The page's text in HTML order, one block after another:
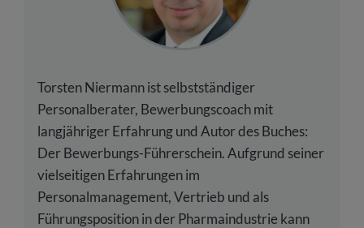
Torsten Niermann ist selbstständiger
Personalberater, Bewerbungscoach mit
langjähriger Erfahrung und Autor des Buches:
Der Bewerbungs-Führerschein. Aufgrund seiner
vielseitigen Erfahrungen im
Personalmanagement, Vertrieb und als
Führungsposition in der Pharmaindustrie kann